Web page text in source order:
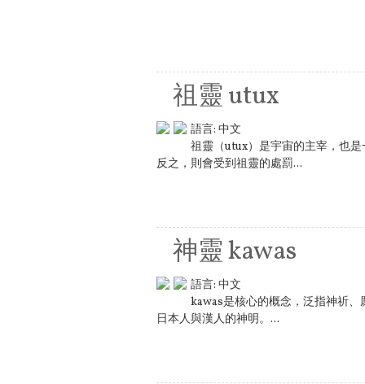
祖靈 utux
語言: 中文
祖靈（utux）是宇宙的主宰，也
反之，則會受到祖靈的處罰...
神靈 kawas
語言: 中文
kawas是核心的概念，泛指神祈
日本人與漢人的神明。...